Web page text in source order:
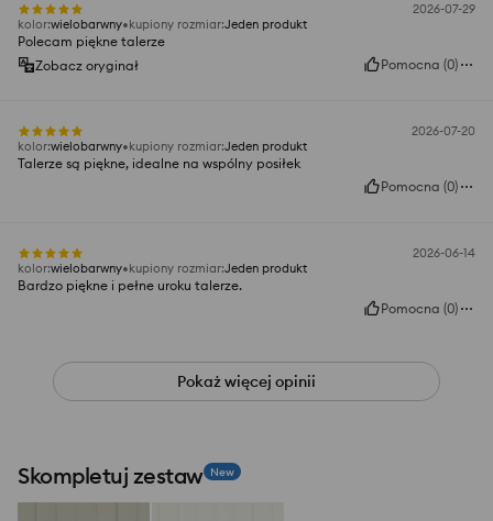
2026-07-29
kolor:wielobarwny kupiony rozmiar:Jeden produkt
Polecam piękne talerze
Zobacz oryginał
Pomocna (0)
2026-07-20
kolor:wielobarwny kupiony rozmiar:Jeden produkt
Talerze są piękne, idealne na wspólny posiłek
Pomocna (0)
2026-06-14
kolor:wielobarwny kupiony rozmiar:Jeden produkt
Bardzo piękne i pełne uroku talerze.
Pomocna (0)
Pokaż więcej opinii
Skompletuj zestaw New